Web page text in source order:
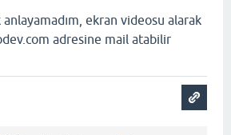
ekran videosu alarak
adresine mail atabilir